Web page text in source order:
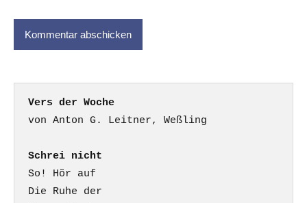
Vers der Woche
Schrei nicht
So! Hör auf
Die Ruhe der